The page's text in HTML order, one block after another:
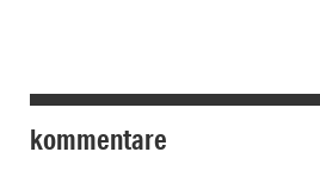
kommentare